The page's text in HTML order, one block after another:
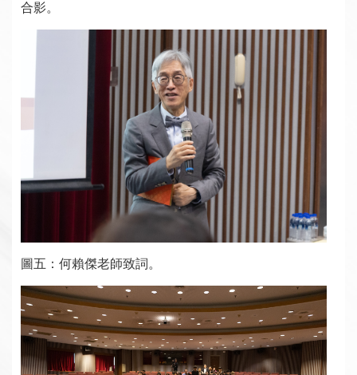
合影。
圖五：何賴傑老師致詞。